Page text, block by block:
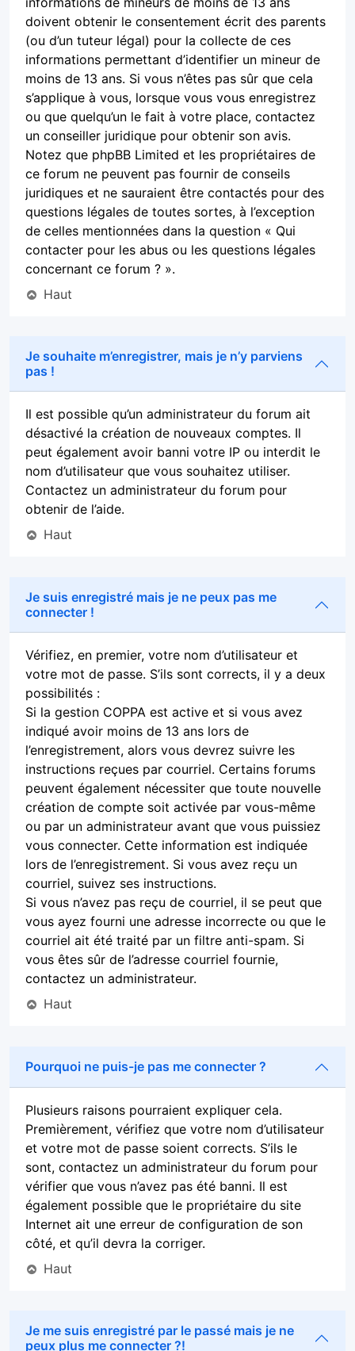
doivent obtenir le consentement écrit des parents
(ou d’un tuteur légal) pour la collecte de ces
informations permettant d’identifier un mineur de
moins de 13 ans. Si vous n’êtes pas sûr que cela
s’applique à vous, lorsque vous vous enregistrez
ou que quelqu’un le fait à votre place, contactez
un conseiller juridique pour obtenir son avis.
Notez que phpBB Limited et les propriétaires de
ce forum ne peuvent pas fournir de conseils
juridiques et ne sauraient être contactés pour des
questions légales de toutes sortes, à l’exception
de celles mentionnées dans la question « Qui
contacter pour les abus ou les questions légales
concernant ce forum ? ».
Haut
Je souhaite m’enregistrer, mais je n’y parviens
pas !
Il est possible qu’un administrateur du forum ait
désactivé la création de nouveaux comptes. Il
peut également avoir banni votre IP ou interdit le
nom d’utilisateur que vous souhaitez utiliser.
Contactez un administrateur du forum pour
obtenir de l’aide.
Haut
Je suis enregistré mais je ne peux pas me
connecter !
Vérifiez, en premier, votre nom d’utilisateur et
votre mot de passe. S’ils sont corrects, il y a deux
possibilités :
Si la gestion COPPA est active et si vous avez
indiqué avoir moins de 13 ans lors de
l’enregistrement, alors vous devrez suivre les
instructions reçues par courriel. Certains forums
peuvent également nécessiter que toute nouvelle
création de compte soit activée par vous-même
ou par un administrateur avant que vous puissiez
vous connecter. Cette information est indiquée
lors de l’enregistrement. Si vous avez reçu un
courriel, suivez ses instructions.
Si vous n’avez pas reçu de courriel, il se peut que
vous ayez fourni une adresse incorrecte ou que le
courriel ait été traité par un filtre anti-spam. Si
vous êtes sûr de l’adresse courriel fournie,
contactez un administrateur.
Haut
Pourquoi ne puis-je pas me connecter ?
Plusieurs raisons pourraient expliquer cela.
Premièrement, vérifiez que votre nom d’utilisateur
et votre mot de passe soient corrects. S’ils le
sont, contactez un administrateur du forum pour
vérifier que vous n’avez pas été banni. Il est
également possible que le propriétaire du site
Internet ait une erreur de configuration de son
côté, et qu’il devra la corriger.
Haut
Je me suis enregistré par le passé mais je ne
peux plus me connecter ?!